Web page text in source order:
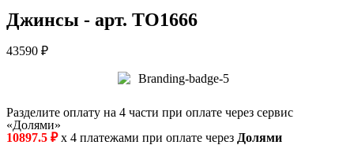
Джинсы - арт. TO1666
43590 ₽
Разделите оплату на 4 части при оплате через сервис
«Долями»
10897.5 ₽х 4 платежами при оплате через Долями